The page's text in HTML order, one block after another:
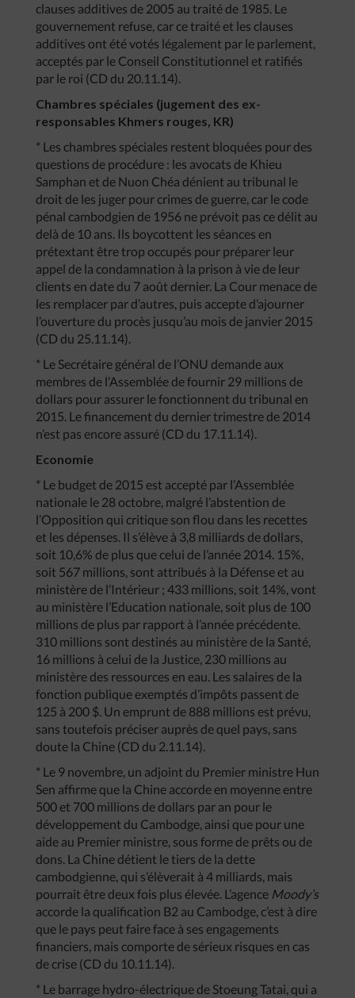
clauses additives de 2005 au traité de 1985. Le
gouvernement refuse, car ce traité et les clauses
additives ont été votés légalement par le parlement,
acceptés par le Conseil Constitutionnel et ratifiés
par le roi (CD du 20.11.14).
Chambres spéciales (jugement des ex-
responsables Khmers rouges, KR)
* Les chambres spéciales restent bloquées pour des
questions de procédure : les avocats de Khieu
Samphan et de Nuon Chéa dénient au tribunal le
droit de les juger pour crimes de guerre, car le code
pénal cambodgien de 1956 ne prévoit pas ce délit au
delà de 10 ans. Ils boycottent les séances en
prétextant être trop occupés pour préparer leur
appel de la condamnation à la prison à vie de leur
clients en date du 7 août dernier. La Cour menace de
les remplacer par d’autres, puis accepte d’ajourner
l’ouverture du procès jusqu’au mois de janvier 2015
(CD du 25.11.14).
* Le Secrétaire général de l’ONU demande aux
membres de l’Assemblée de fournir 29 millions de
dollars pour assurer le fonctionnent du tribunal en
2015. Le financement du dernier trimestre de 2014
n’est pas encore assuré (CD du 17.11.14).
Economie
* Le budget de 2015 est accepté par l’Assemblée
nationale le 28 octobre, malgré l’abstention de
l’Opposition qui critique son flou dans les recettes
et les dépenses. Il s’élève à 3,8 milliards de dollars,
soit 10,6% de plus que celui de l’année 2014. 15%,
soit 567 millions, sont attribués à la Défense et au
ministère de l’Intérieur ; 433 millions, soit 14%, vont
au ministère l’Education nationale, soit plus de 100
millions de plus par rapport à l’année précédente.
310 millions sont destinés au ministère de la Santé,
16 millions à celui de la Justice, 230 millions au
ministère des ressources en eau. Les salaires de la
fonction publique exemptés d’impôts passent de
125 à 200 $. Un emprunt de 888 millions est prévu,
sans toutefois préciser auprès de quel pays, sans
doute la Chine (CD du 2.11.14).
* Le 9 novembre, un adjoint du Premier ministre Hun
Sen affirme que la Chine accorde en moyenne entre
500 et 700 millions de dollars par an pour le
développement du Cambodge, ainsi que pour une
aide au Premier ministre, sous forme de prêts ou de
dons. La Chine détient le tiers de la dette
cambodgienne, qui s’élèverait à 4 milliards, mais
pourrait être deux fois plus élevée. L’agence Moody’s
accorde la qualification B2 au Cambodge, c’est à dire
que le pays peut faire face à ses engagements
financiers, mais comporte de sérieux risques en cas
de crise (CD du 10.11.14).
* Le barrage hydro-électrique de Stoeung Tatai, qui a